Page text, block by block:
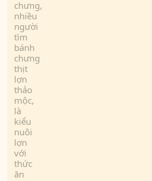
chưng,
nhiều
người
tìm
bánh
chưng
thịt
lợn
thảo
mộc,
là
kiểu
nuôi
lợn
với
thức
ăn